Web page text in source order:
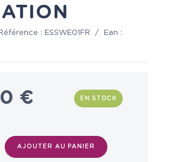
: ESSWE01FR /
Ean :
€ EN STOCK
AJOUTER AU PANIER